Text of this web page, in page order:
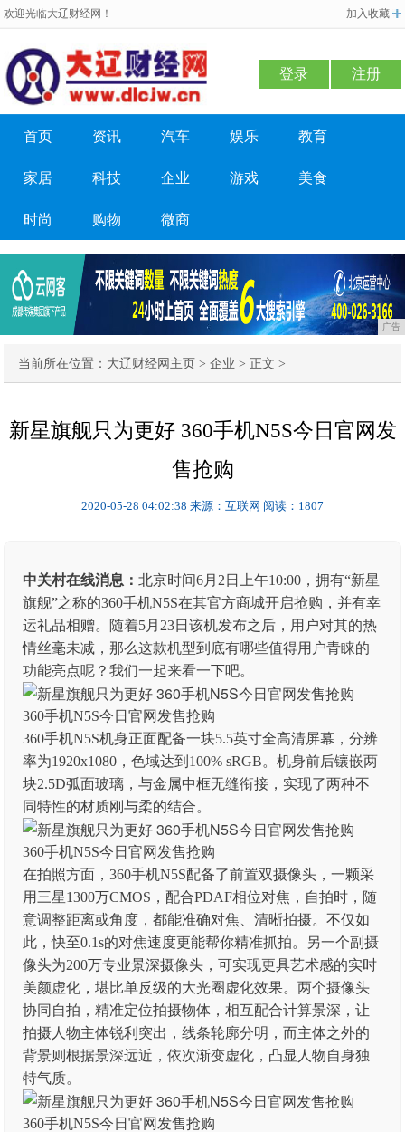
欢迎光临大辽财经网！ 加入收藏
登录 注册
首页 资讯 汽车 娱乐 教育
家居 科技 企业 游戏 美食
时尚 购物 微商
广告
当前所在位置： 大辽财经网主页 >企业 > 正文 >
新星旗舰只为更好 360手机N5S今日官网发
售抢购
2020-05-28 04:02:38 来源：互联网 阅读：1807
中关村在线消息：北京时间6月2日上午10:00，拥有“新星
旗舰”之称的360手机N5S在其官方商城开启抢购，并有幸
运礼品相赠。随着5月23日该机发布之后，用户对其的热
情丝毫未减，那么这款机型到底有哪些值得用户青睐的
功能亮点呢？我们一起来看一下吧。
360手机N5S今日官网发售抢购
360手机N5S机身正面配备一块5.5英寸全高清屏幕，分辨
率为1920x1080，色域达到100% sRGB。机身前后镶嵌两
块2.5D弧面玻璃，与金属中框无缝衔接，实现了两种不
同特性的材质刚与柔的结合。
360手机N5S今日官网发售抢购
在拍照方面，360手机N5S配备了前置双摄像头，一颗采
用三星1300万CMOS，配合PDAF相位对焦，自拍时，随
意调整距离或角度，都能准确对焦、清晰拍摄。不仅如
此，快至0.1s的对焦速度更能帮你精准抓拍。另一个副摄
像头为200万专业景深摄像头，可实现更具艺术感的实时
美颜虚化，堪比单反级的大光圈虚化效果。两个摄像头
协同自拍，精准定位拍摄物体，相互配合计算景深，让
拍摄人物主体锐利突出，线条轮廓分明，而主体之外的
背景则根据景深远近，依次渐变虚化，凸显人物自身独
特气质。
360手机N5S今日官网发售抢购